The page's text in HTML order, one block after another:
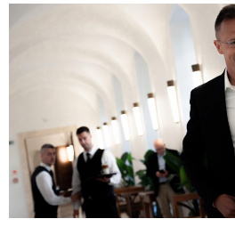
E-
Kinh tế
Bất động sản